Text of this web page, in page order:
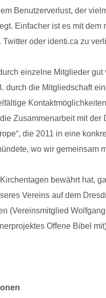
Benutzerverlust, der
Einfacher ist es mit dem
oder identi.ca zu
einzelne Mitglieder
durch die Mitgliedschaft
Zusammenarbeit mit der
die 2011 in eine
wo wir gemeinsam
bewährt hat,
Vereins auf dem
(Vereinsmitglied
Offene Bibel